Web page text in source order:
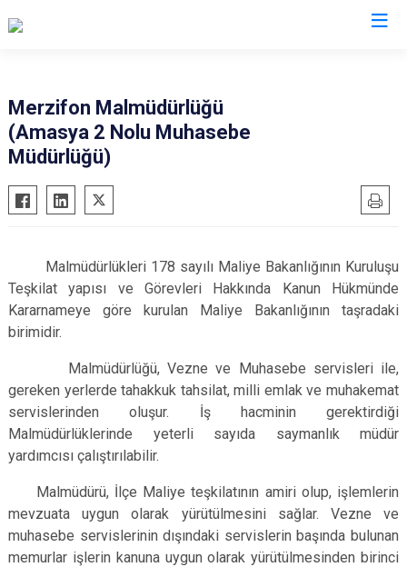
Göynücek
Gümüşhacıköy
Hamamözü
Taşova
Merzifon Malmüdürlüğü
(Amasya 2 Nolu Muhasebe
Müdürlüğü)
Malmüdürlükleri 178 sayılı Maliye Bakanlığının Kuruluşu
Teşkilat yapısı ve Görevleri Hakkında Kanun Hükmünde
Kararnameye göre kurulan Maliye Bakanlığının taşradaki
birimidir.
Malmüdürlüğü, Vezne ve Muhasebe servisleri ile,
gereken yerlerde tahakkuk tahsilat, milli emlak ve muhakemat
servislerinden oluşur. İş hacminin gerektirdiği
Malmüdürlüklerinde yeterli sayıda saymanlık müdür
yardımcısı çalıştırılabilir.
Malmüdürü, İlçe Maliye teşkilatının amiri olup, işlemlerin
mevzuata uygun olarak yürütülmesini sağlar. Vezne ve
muhasebe servislerinin dışındaki servislerin başında bulunan
memurlar işlerin kanuna uygun olarak yürütülmesinden birinci